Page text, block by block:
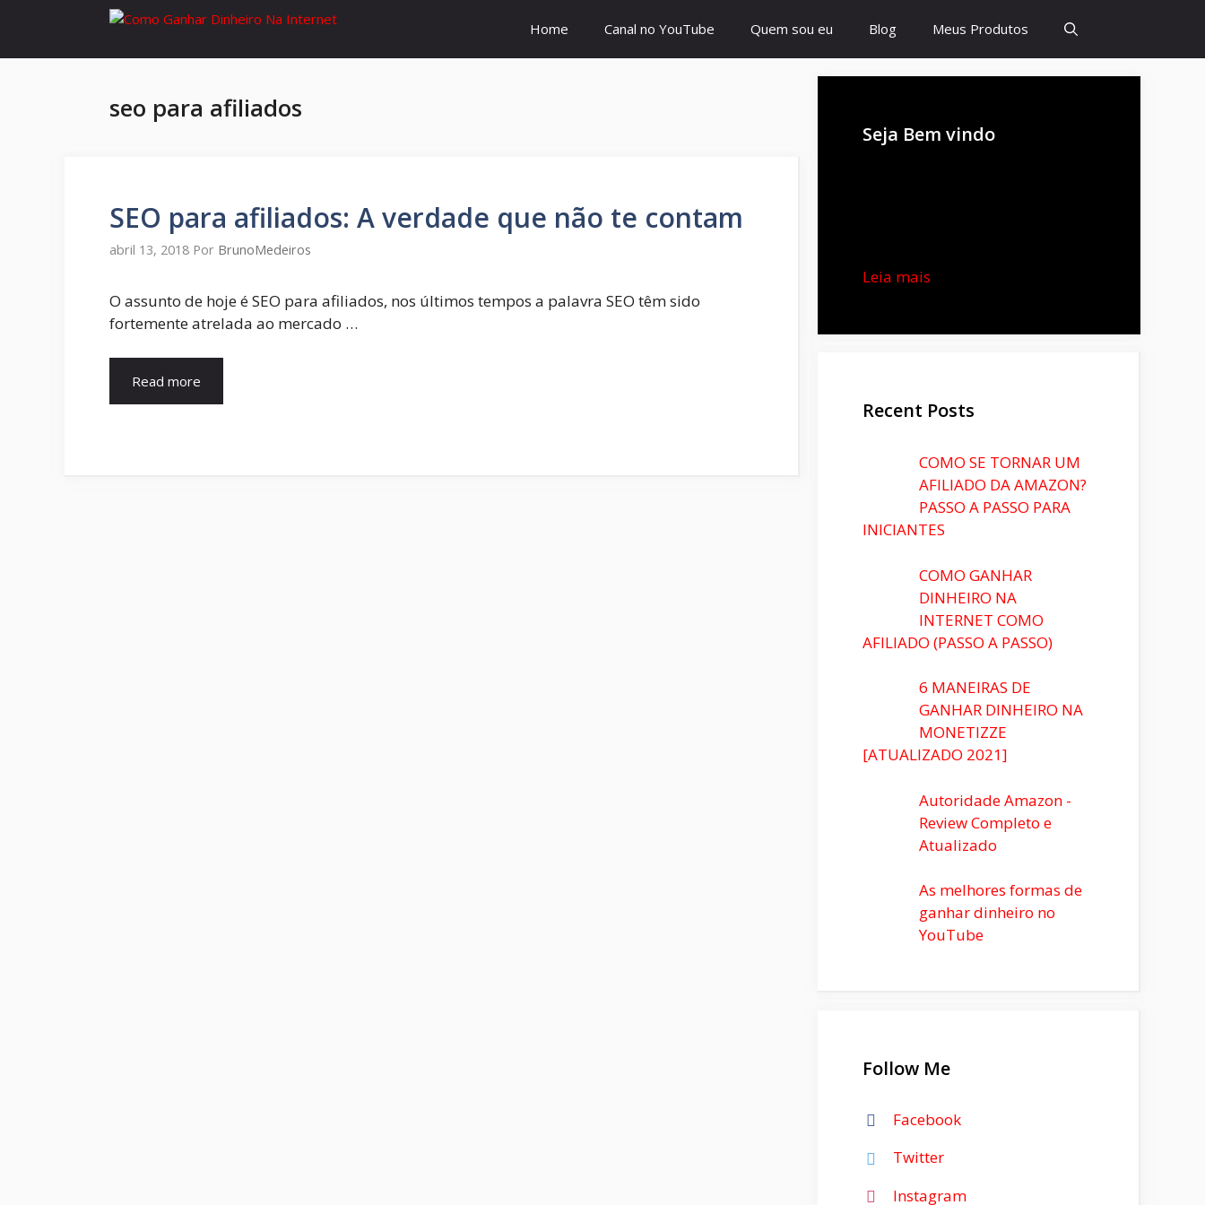
Home Canal no YouTube Quem sou eu Blog Meus Produtos
seo para afiliados
SEO para afiliados: A verdade que não te contam
abril 13, 2018 Por BrunoMedeiros
O assunto de hoje é SEO para afiliados, nos últimos tempos a palavra SEO têm sido
fortemente atrelada ao mercado …
Read more
Seja Bem vindo
Leia mais
Recent Posts
COMO SE TORNAR UM
AFILIADO DA AMAZON?
PASSO A PASSO PARA
INICIANTES
COMO GANHAR
DINHEIRO NA
INTERNET COMO
AFILIADO (PASSO A PASSO)
6 MANEIRAS DE
GANHAR DINHEIRO NA
MONETIZZE
[ATUALIZADO 2021]
Autoridade Amazon -
Review Completo e
Atualizado
As melhores formas de
ganhar dinheiro no
YouTube
Follow Me
Facebook
Twitter
Instagram